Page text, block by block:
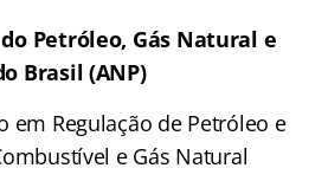
Petróleo, Gás Natural e
Brasil (ANP)
em Regulação de Petróleo e
e Gás Natural